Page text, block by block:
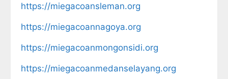
https://miegacoansleman.org
https://miegacoannagoya.org
https://miegacoanmongonsidi.org
https://miegacoanmedanselayang.org